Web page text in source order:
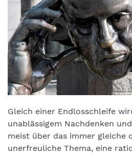
Gleich einer Endlosschleife
unablässigem Nachdenken
meist über das immer gleiche
unerfreuliche Thema, eine